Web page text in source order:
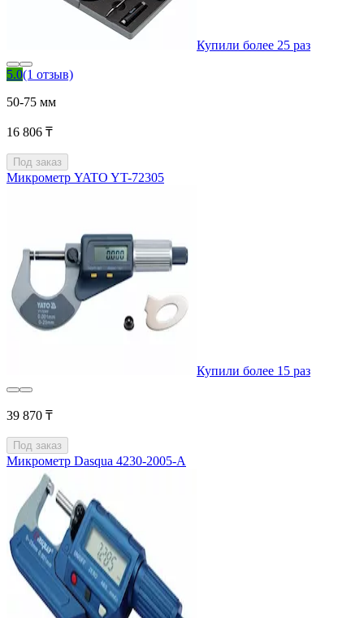
Купили более 25 раз
5.0(1 отзыв)
50-75 мм
16 806 ₸
Под заказ
Микрометр YATO YT-72305
Купили более 15 раз
39 870 ₸
Под заказ
Микрометр Dasqua 4230-2005-A